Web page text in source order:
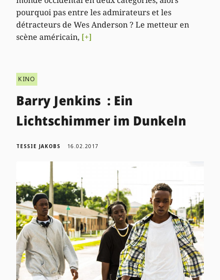
pourquoi pas entre les admirateurs et les
détracteurs de Wes Anderson ? Le metteur en
scène américain, [+]
KINO
Barry Jenkins : Ein
Lichtschimmer im Dunkeln
TESSIE JAKOBS 16.02.2017